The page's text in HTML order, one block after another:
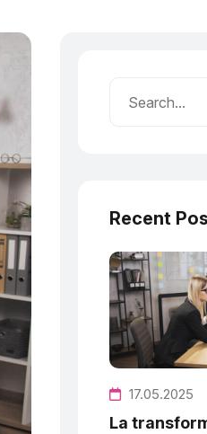
Recent
17.05.2025
La